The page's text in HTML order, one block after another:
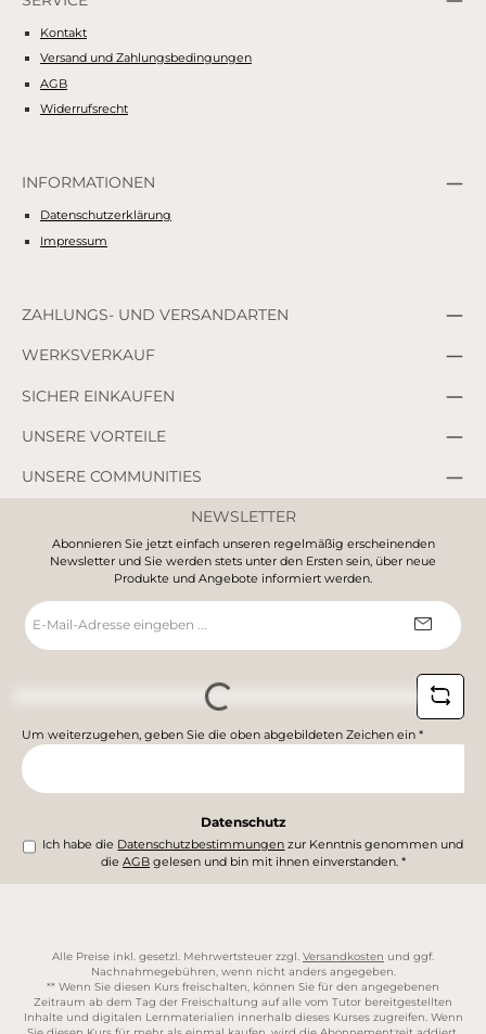
Kontakt
Versand und Zahlungsbedingungen
AGB
Widerrufsrecht
INFORMATIONEN
Datenschutzerklärung
Impressum
ZAHLUNGS- UND VERSANDARTEN
WERKSVERKAUF
SICHER EINKAUFEN
UNSERE COMMUNITIES
UNSERE VORTEILE
NEWSLETTER
Abonnieren Sie jetzt einfach unseren regelmäßig erscheinenden
Newsletter und Sie werden stets unter den Ersten sein, über neue
Produkte und Angebote informiert werden.
E-
Mail-
Adresse
Loading...
Um weiterzugehen, geben Sie die oben abgebildeten Zeichen ein *
Datenschutz
Ich habe die Datenschutzbestimmungen zur Kenntnis genommen und
dieAGB gelesen und bin mit ihnen einverstanden.*
Alle Preise inkl. gesetzl. Mehrwertsteuer zzgl. Versandkosten und ggf.
Nachnahmegebühren, wenn nicht anders angegeben.
** Wenn Sie diesen Kurs freischalten, können Sie für den angegebenen
Zeitraum ab dem Tag der Freischaltung auf alle vom Tutor bereitgestellten
Inhalte und digitalen Lernmaterialien innerhalb dieses Kurses zugreifen. Wenn